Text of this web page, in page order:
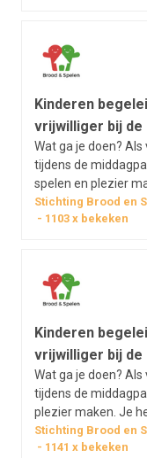
Kinderen
vrijwilliger bij de
Wat ga je doen? Als vrijwilliger zorg je ervoor dat kinderen
tijdens de
spelen en plezier
schoolplein, houdt
samenspel. Met
Stichting Brood en
1103 x bekeken
Kinderen
vrijwilliger bij de
Wat ga je doen? Als vrijwilliger zorg je ervoor dat kinderen
tijdens de
plezier maken. Je
bedenkt leuke
bij andere
Stichting Brood en
1141 x bekeken